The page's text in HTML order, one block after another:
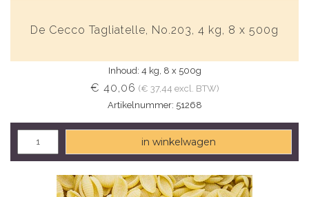
De Cecco Tagliatelle, No.203, 4 kg, 8 x 500g
Inhoud: 4 kg, 8 x 500g
€ 40,06 (€ 37,44 excl. BTW)
Artikelnummer: 51268
in winkelwagen